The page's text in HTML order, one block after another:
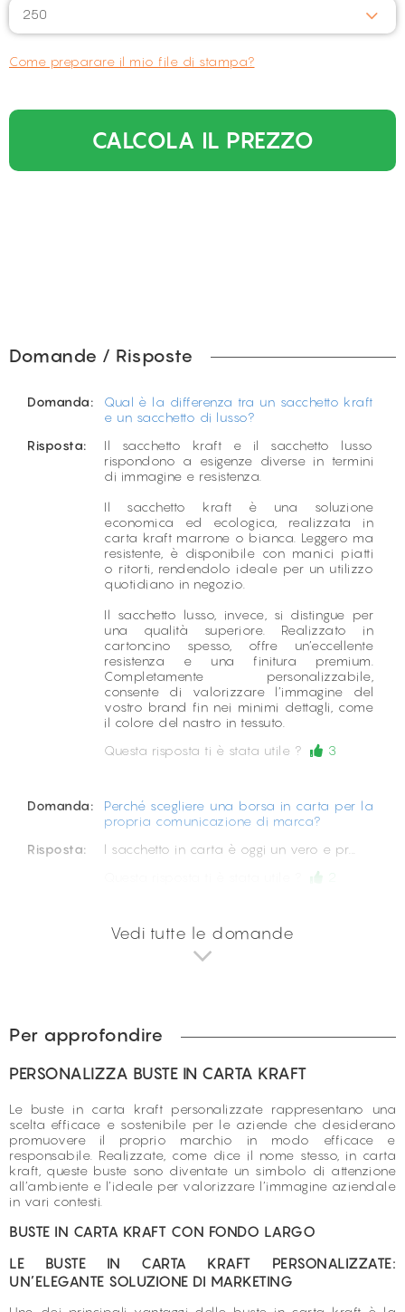
250
Come preparare il mio file di stampa?
CALCOLA IL PREZZO
Domande / Risposte
Domanda:
Qual è la differenza tra un sacchetto kraft
e un sacchetto di lusso?
Risposta:
Il sacchetto kraft e il sacchetto lusso
rispondono a esigenze diverse in termini
di immagine e resistenza.
Il sacchetto kraft è una soluzione
economica ed ecologica, realizzata in
carta kraft marrone o bianca. Leggero ma
resistente, è disponibile con manici piatti
o ritorti, rendendolo ideale per un utilizzo
quotidiano in negozio.
Il sacchetto lusso, invece, si distingue per
una qualità superiore. Realizzato in
cartoncino spesso, offre un’eccellente
resistenza e una finitura premium.
Completamente personalizzabile,
consente di valorizzare l’immagine del
vostro brand fin nei minimi dettagli, come
il colore del nastro in tessuto.
Questa risposta ti è stata utile ?
3
Domanda:
Perché scegliere una borsa in carta per la
propria comunicazione di marca?
Risposta:
l sacchetto in carta è oggi un vero e pr...
Vedi tutte le domande
Per approfondire
PERSONALIZZA BUSTE IN CARTA KRAFT
Le buste in carta kraft personalizzate rappresentano una
scelta efficace e sostenibile per le aziende che desiderano
promuovere il proprio marchio in modo efficace e
responsabile. Realizzate, come dice il nome stesso, in carta
kraft, queste buste sono diventate un simbolo di attenzione
all’ambiente e l’ideale per valorizzare l’immagine aziendale
in vari contesti.
BUSTE IN CARTA KRAFT CON FONDO LARGO
LE BUSTE IN CARTA KRAFT PERSONALIZZATE:
UN’ELEGANTE SOLUZIONE DI MARKETING